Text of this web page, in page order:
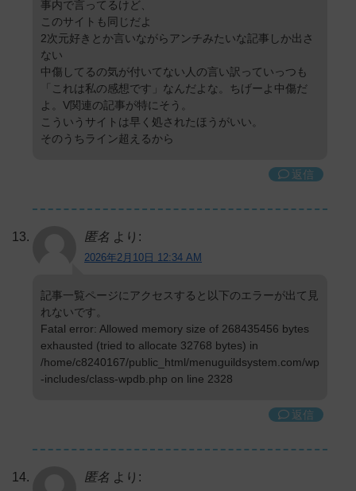
事内で言ってるけど、
このサイトも同じだよ
2次元好きとか言いながらアンチみたいな記事しか出さ
ない
中傷してるの気が付いてない人の言い訳っていっつも
「これは私の感想です」なんだよな。ちげーよ中傷だ
よ。V関連の記事が特にそう。
こういうサイトは早く処されたほうがいい。
そのうちライン超えるから
返信
匿名 より:
2026年2月10日 12:34 AM
記事一覧ページにアクセスすると以下のエラーが出て見
れないです。
Fatal error: Allowed memory size of 268435456 bytes
exhausted (tried to allocate 32768 bytes) in
/home/c8240167/public_html/menuguildsystem.com/wp
-includes/class-wpdb.php on line 2328
返信
匿名 より: